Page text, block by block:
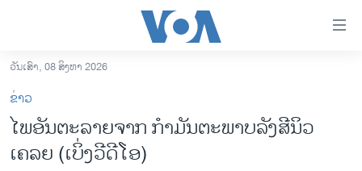
ເຂົ້າ
ຫາ
ຂ້າມ
ຂ້າມ
ຂ້າມອາເມຣິກາ
ວັນເສົາ, 08 ສິງຫາ 2026
ຂ່າວ
ໄພອັນຕະລາຍຈາກ ກໍາມັນຕະພາບລັງສີນິວ
ເຄລຍ (ເບິ່ງວີດີໂອ)